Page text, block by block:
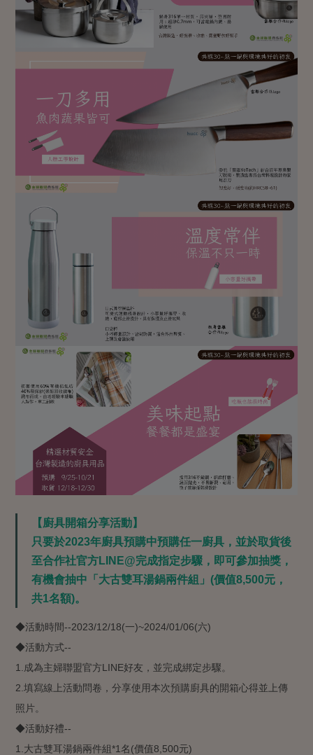
美妝保養 個人清潔
家庭清潔 織品
最新產品
優惠專區
素食專區
樂齡友善
主題食譜
養身食補
節慶大餐
高麗菜海鮮煎餅
2024農業發展計畫年度報告
更多議題活動
生活者e週報
典藏閱覽室
社務專區
選舉專區
下載專區
地區活動
社務會議
活動報下載
【廚具開箱分享活動】
只要於2023年廚具預購中預購任一廚具，並於取貨後
至合作社官方LINE@完成指定步驟，即可參加抽獎，
有機會抽中「大古雙耳湯鍋兩件組」(價值8,500元，
共1名額)。
◆活動時間--2023/12/18(一)~2024/01/06(六)
◆活動方式--
1. 成為主婦聯盟官方LINE好友，並完成綁定步驟。
2.填寫線上活動問卷，分享使用本次預購廚具的開箱心得並上傳
照片。
◆活動好禮--
1. 大古雙耳湯鍋兩件組*1名(價值8,500元)